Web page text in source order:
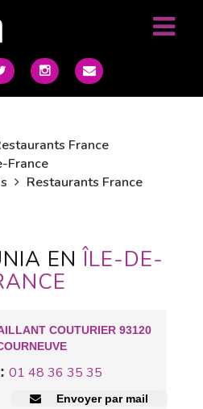
France
France
Restaurants France
ENÎLE-DE-
COUTURIER 93120
01 48 36 35 35
Envoyer par mail